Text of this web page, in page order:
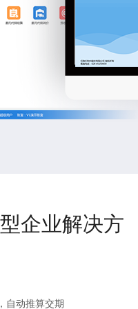
企业解决方
自动推算交期